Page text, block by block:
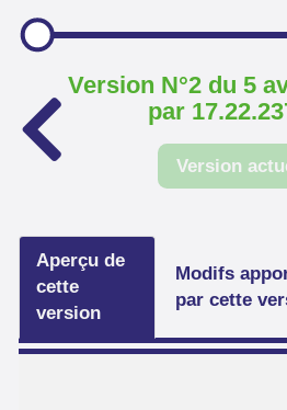
Version N°2 du 5
par
Version
Aperçu de
cette
version
Modifs
par cette